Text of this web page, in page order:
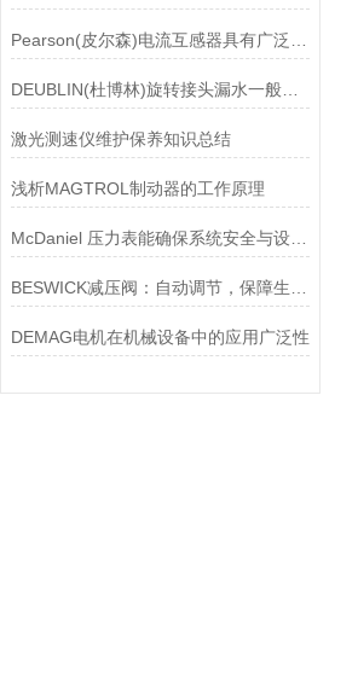
DEUBLIN(杜博林)旋转接头漏水一般应从以下几个方面来找原因
激光测速仪维护保养知识总结
浅析MAGTROL制动器的工作原理
McDaniel 压力表能确保系统安全与设备寿命延长
DEMAG电机在机械设备中的应用广泛性